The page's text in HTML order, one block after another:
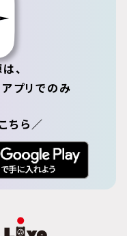
、
プリでのみ
ちら／